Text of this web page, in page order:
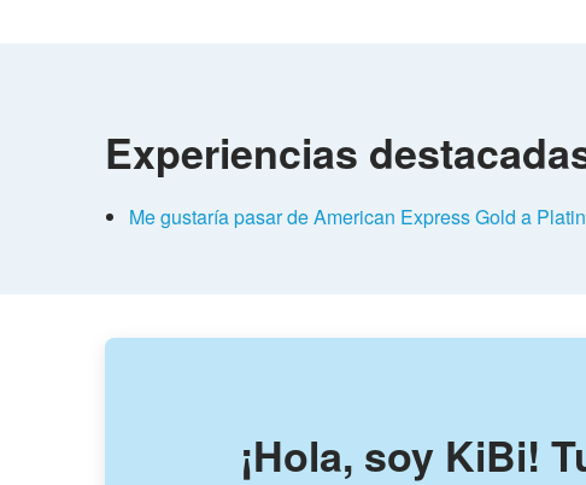
Experiencias
Me gustaría pasar de American Express Gold a
¡Hola, soy KiBi!